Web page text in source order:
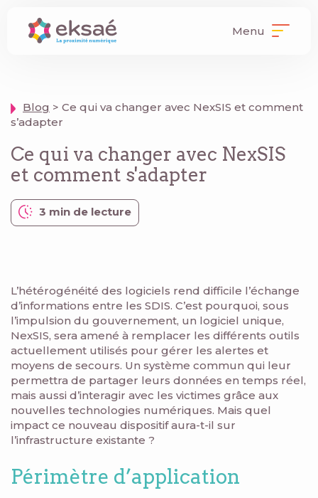
Menu
Blog > Ce qui va changer avec NexSIS et comment
s’adapter
Ce qui va changer avec NexSIS
et comment s'adapter
3 min de lecture
L’hétérogénéité des logiciels rend difficile l’échange
d’informations entre les SDIS. C’est pourquoi, sous
l’impulsion du gouvernement, un logiciel unique,
NexSIS, sera amené à remplacer les différents outils
actuellement utilisés pour gérer les alertes et
moyens de secours. Un système commun qui leur
permettra de partager leurs données en temps réel,
mais aussi d’interagir avec les victimes grâce aux
nouvelles technologies numériques. Mais quel
impact ce nouveau dispositif aura-t-il sur
l’infrastructure existante ?
Périmètre d’application